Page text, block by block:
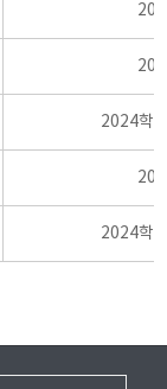
2024학
2024학